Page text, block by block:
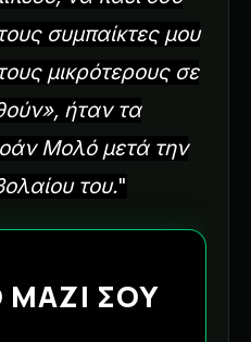
συμπαίκτες μου
μικρότερους σε
ήταν τα
Μολό μετά την
του."
ΜΑΖΙ ΣΟΥ